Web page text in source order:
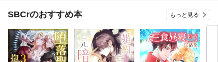
SBCrのおすすめ本 もっと見る